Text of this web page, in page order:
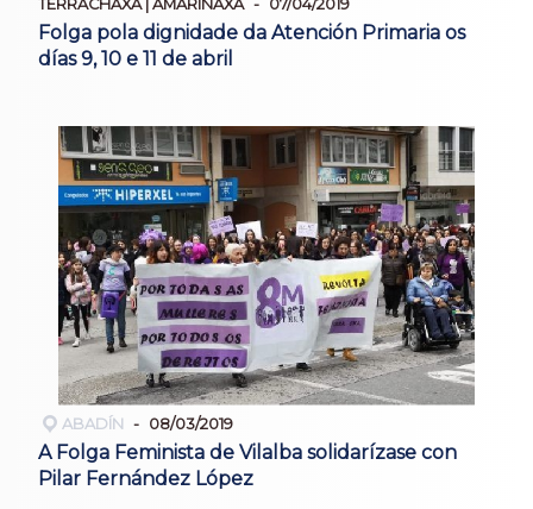
TERRACHAXA | AMARIÑAXA 07/04/2019
Folga pola dignidade da Atención Primaria os
días 9, 10 e 11 de abril
ABADÍN 08/03/2019
A Folga Feminista de Vilalba solidarízase con
Pilar Fernández López